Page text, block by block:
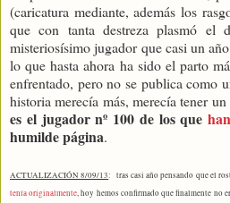
(caricatura mediante, además los
que con tanta destreza plasmó el
misteriosísimo jugador que casi un
lo que hasta ahora ha sido el parto
enfrentado, pero no se publica como
historia merecía más, merecía tener
es el jugador nº 100 de los que
humilde página.
ACTUALIZACIÓN 8/09/13: tras casi año pensando que el
tenía originalmente, hoy hemos confirmado que finalmente no